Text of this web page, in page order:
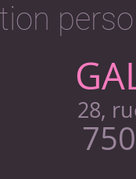
28,